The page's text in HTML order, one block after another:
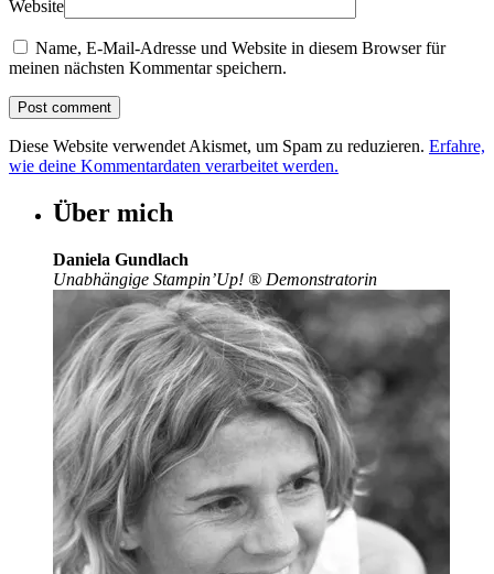
Website
Name, E-Mail-Adresse und Website in diesem Browser für
meinen nächsten Kommentar speichern.
Diese Website verwendet Akismet, um Spam zu reduzieren. Erfahre,
wie deine Kommentardaten verarbeitet werden.
Über mich
Daniela Gundlach
Unabhängige Stampin’Up! ® Demonstratorin